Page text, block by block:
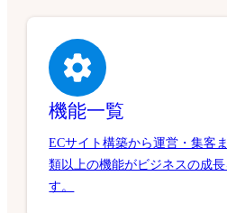
機能一覧
ECサイト構築から運営・集客
類以上の機能がビジネスの成長
す。